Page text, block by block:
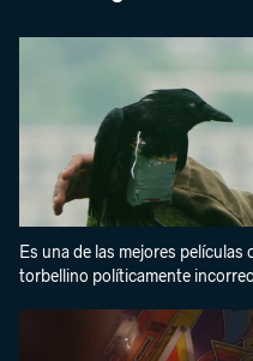
Es una de las mejores
torbellino políticamente